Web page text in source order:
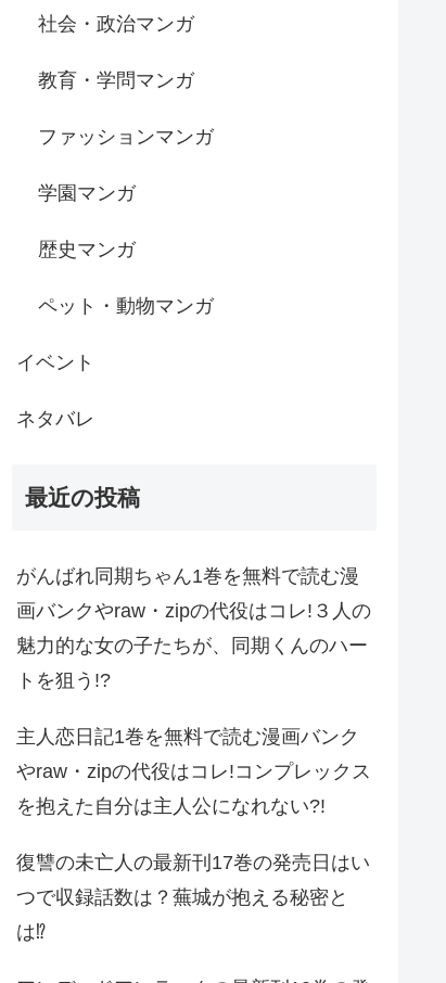
社会・政治マンガ
教育・学問マンガ
ファッションマンガ
学園マンガ
歴史マンガ
ペット・動物マンガ
イベント
ネタバレ
最近の投稿
がんばれ同期ちゃん1巻を無料で読む漫
画バンクやraw・zipの代役はコレ!３人の
魅力的な女の子たちが、同期くんのハー
トを狙う!?
主人恋日記1巻を無料で読む漫画バンク
やraw・zipの代役はコレ!コンプレックス
を抱えた自分は主人公になれない?!
復讐の未亡人の最新刊17巻の発売日はい
つで収録話数は？蕪城が抱える秘密と
は⁉